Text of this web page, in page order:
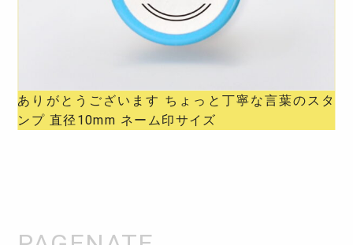
ありがとうございます ちょっと丁寧な言葉のスタ
ンプ 直径10mm ネーム印サイズ